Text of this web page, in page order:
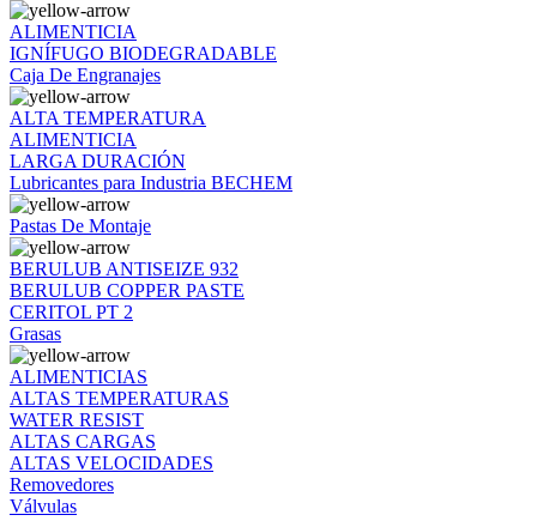
ALIMENTICIA
IGNÍFUGO BIODEGRADABLE
Caja De Engranajes
ALTA TEMPERATURA
ALIMENTICIA
LARGA DURACIÓN
Lubricantes para Industria BECHEM
Pastas De Montaje
BERULUB ANTISEIZE 932
BERULUB COPPER PASTE
CERITOL PT 2
Grasas
ALIMENTICIAS
ALTAS TEMPERATURAS
WATER RESIST
ALTAS CARGAS
ALTAS VELOCIDADES
Removedores
Válvulas